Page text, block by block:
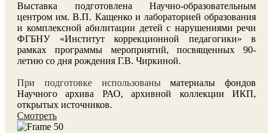
Выставка подготовлена Научно-образовательным
центром им. В.П. Кащенко и лабораторией образования
и комплексной абилитации детей с нарушениями речи
ФГБНУ «Институт коррекционной педагогики» в
рамках программы мероприятий, посвященных 90-
летию со дня рождения Г.В. Чиркиной.
При подготовке использованыматериалы фондов
Научного архива РАО, архивной коллекции ИКП,
открытых источников.
Смотреть